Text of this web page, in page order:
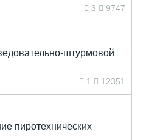
3 9747
штурмовой
1 12351
пиротехнических